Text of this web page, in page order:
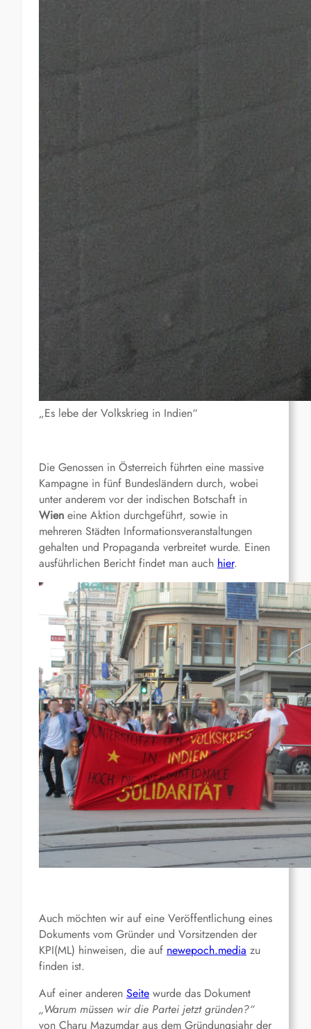
„Es lebe der Volkskrieg in Indien“
Die Genossen in Österreich führten eine massive
Kampagne in fünf Bundesländern durch, wobei
unter anderem vor der indischen Botschaft in
Wien eine Aktion durchgeführt, sowie in
mehreren Städten Informationsveranstaltungen
gehalten und Propaganda verbreitet wurde. Einen
ausführlichen Bericht findet man auch hier.
Auch möchten wir auf eine Veröffentlichung eines
Dokuments vom Gründer und Vorsitzenden der
KPI(ML) hinweisen, die auf newepoch.media zu
finden ist.
Auf einer anderen Seite wurde das Dokument
„Warum müssen wir die Partei jetzt gründen?“
von Charu Mazumdar aus dem Gründungsjahr der